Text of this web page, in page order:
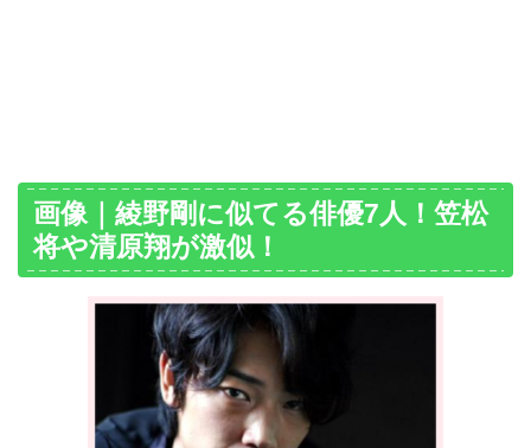
画像｜綾野剛に似てる俳優7人！笠松
将や清原翔が激似！